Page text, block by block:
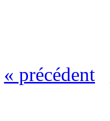
« précédent